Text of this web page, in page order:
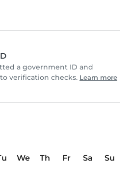
a government ID and
verification checks. Learn more
We Th Fr Sa
Su